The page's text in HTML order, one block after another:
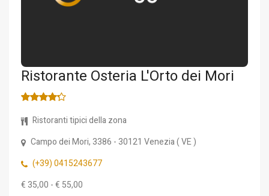
Ristorante Osteria L'Orto dei Mori
Ristoranti tipici della zona
Campo dei Mori, 3386 - 30121 Venezia(VE)
(+39) 0415243677
€ 35,00 - € 55,00